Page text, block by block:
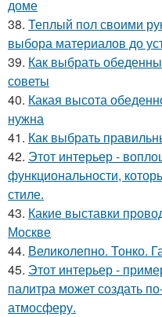
доме
38. Теплый пол своими
выбора материалов до
39. Как выбрать
советы
40. Какая высота
нужна
41. Как выбрать
42. Этот интерьер -
функциональности,
стиле.
43. Какие выставки
Москве
44. Великолепно. Тонко.
45. Этот интерьер -
палитра может создать
атмосферу.